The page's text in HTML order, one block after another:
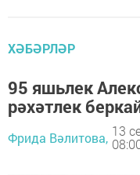
ХӘБӘРЛӘР
95 яшьлек
рәхәтлек
Фрида Вәлитова, 13